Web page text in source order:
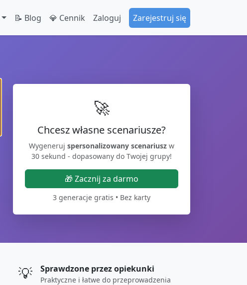
📝 Blog 💎 Cennik Zaloguj Zarejestruj się
🚀
Chcesz własne scenariusze?
Wygeneruj spersonalizowany scenariusz w
30 sekund - dopasowany do Twojej grupy!
🎁 Zacznij za darmo
3 generacje gratis • Bez karty
💡 Sprawdzone przez opiekunki
Praktyczne i łatwe do przeprowadzenia